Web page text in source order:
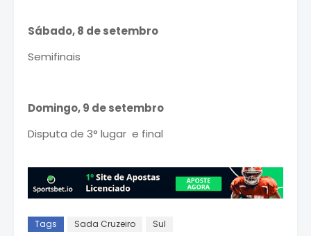
Sábado, 8 de setembro
Semifinais
Domingo, 9 de setembro
Disputa de 3° lugar e final
Tags Sada Cruzeiro Sul